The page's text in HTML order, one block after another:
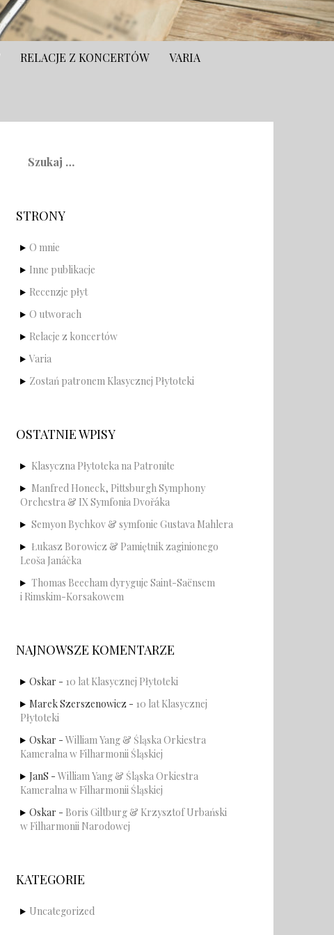
RELACJE Z KONCERTÓW VARIA
STRONY
O mnie
Inne publikacje
Recenzje płyt
O utworach
Relacje z koncertów
Varia
Zostań patronem Klasycznej Płytoteki
OSTATNIE WPISY
Klasyczna Płytoteka na Patronite
Manfred Honeck, Pittsburgh Symphony
Orchestra & IX Symfonia Dvořáka
Semyon Bychkov & symfonie Gustava Mahlera
Łukasz Borowicz & Pamiętnik zaginionego
Leoša Janáčka
Thomas Beecham dyryguje Saint-Saënsem
i Rimskim-Korsakowem
NAJNOWSZE KOMENTARZE
Oskar - 10 lat Klasycznej Płytoteki
Marek Szerszenowicz - 10 lat Klasycznej
Płytoteki
Oskar - William Yang & Śląska Orkiestra
Kameralna w Filharmonii Śląskiej
JanS - William Yang & Śląska Orkiestra
Kameralna w Filharmonii Śląskiej
Oskar - Boris Giltburg & Krzysztof Urbański
w Filharmonii Narodowej
KATEGORIE
Uncategorized